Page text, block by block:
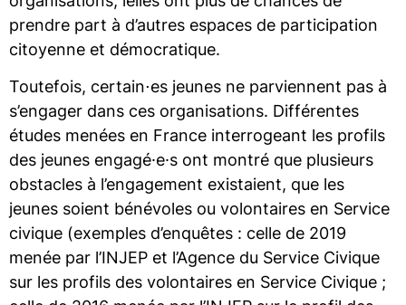
prendre part à d’autres espaces de participation
citoyenne et démocratique.
Toutefois, certain⋅es jeunes ne parviennent pas à
s’engager dans ces organisations. Différentes
études menées en France interrogeant les profils
des jeunes engagé·e·s ont montré que plusieurs
obstacles à l’engagement existaient, que les
jeunes soient bénévoles ou volontaires en Service
civique (exemples d’enquêtes : celle de 2019
menée par l’INJEP et l’Agence du Service Civique
sur les profils des volontaires en Service Civique ;